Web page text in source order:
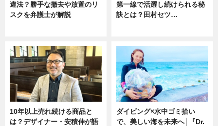
違法？勝手な撤去や放置のリ
スクを弁護士が解説
第一線で活躍し続けられる秘
訣とは？田村セツ…
10年以上売れ続ける商品と
は？デザイナー・安積伸が語
ダイビング×水中ゴミ拾い
で、美しい海を未来へ│『Dr.